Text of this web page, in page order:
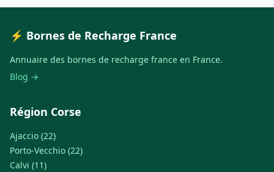
⚡ Bornes de Recharge France
Annuaire des bornes de recharge france en France.
Blog →
Région Corse
Ajaccio (22)
Porto-Vecchio (22)
Calvi (11)